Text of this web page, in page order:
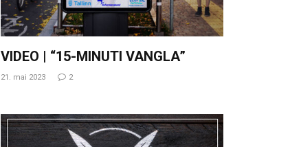
VIDEO | “15-MINUTI VANGLA”
21. mai 2023 2